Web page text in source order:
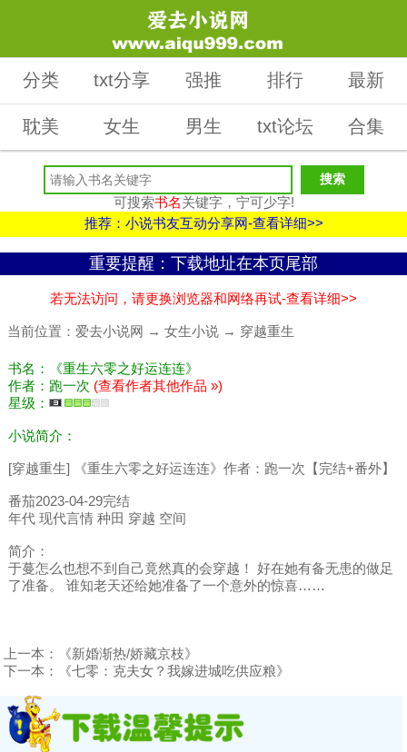
分类 txt分享 强推 排行 最新
耽美 女生 男生 txt论坛 合集
可搜索书名关键字，宁可少字!
推荐：小说书友互动分享网-查看详细>>
重要提醒：下载地址在本页尾部
若无法访问，请更换浏览器和网络再试-查看详细>>
当前位置： 爱去小说网 → 女生小说 → 穿越重生
书名：《重生六零之好运连连》
作者：跑一次 (查看作者其他作品 »)
星级：
小说简介：
[穿越重生] 《重生六零之好运连连》作者：跑一次【完结+番外】
番茄2023-04-29完结
年代 现代言情 种田 穿越 空间
简介：
于蔓怎么也想不到自己竟然真的会穿越！ 好在她有备无患的做足
了准备。 谁知老天还给她准备了一个意外的惊喜……
上一本：
《新婚渐热/娇藏京枝》
下一本：
《七零：克夫女？我嫁进城吃供应粮》